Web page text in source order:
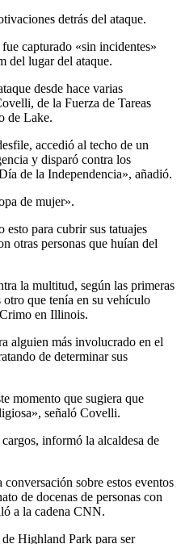
detrás del ataque.
capturado «sin incidentes»
del lugar del ataque.
desde hace varias
de la Fuerza de Tareas
de Lake.
accedió al techo de un
y disparó contra los
de la Independencia», añadió.
de mujer».
esto para cubrir sus tatuajes
otras personas que huían del
la multitud, según las primeras
que tenía en su vehículo
en Illinois.
alguien más involucrado en el
de determinar sus
momento que sugiera que
señaló Covelli.
cargos, informó la alcaldesa de
sobre estos eventos
de docenas de personas con
a la cadena CNN.
Highland Park para ser